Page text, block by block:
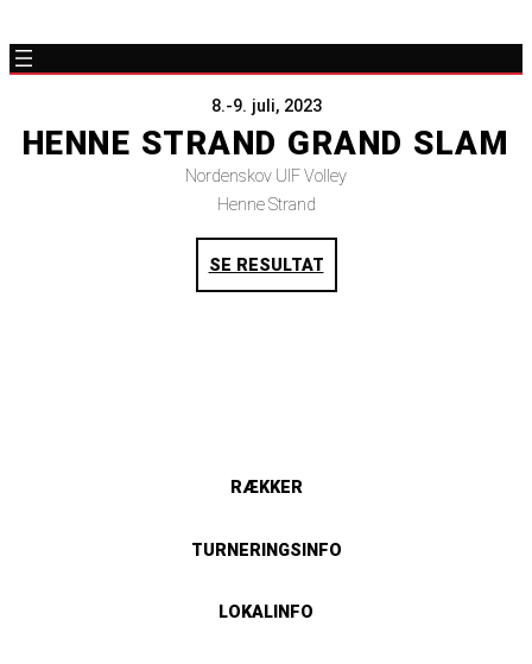
8.-9. juli, 2023
HENNE STRAND GRAND SLAM
Nordenskov UIF Volley
Henne Strand
SE RESULTAT
RÆKKER
TURNERINGSINFO
LOKALINFO